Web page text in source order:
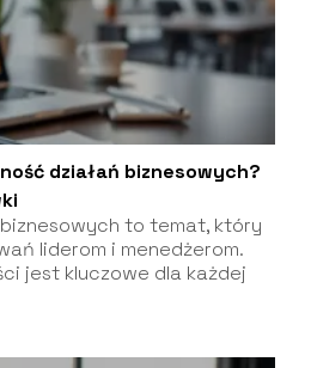
działań biznesowych?
to temat, który
liderom i menedżerom.
jest kluczowe dla każdej